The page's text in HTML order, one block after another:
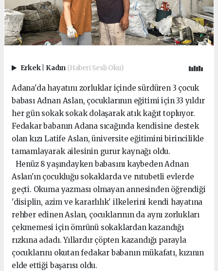
Erkek Kadın (Haberi Sesli Oku)
Adana'da hayatını zorluklar içinde sürdüren 3 çocuk
babası Adnan Aslan, çocuklarının eğitimi için 33 yıldır
her gün sokak sokak dolaşarak atık kağıt topluyor.
Fedakar babanın Adana sıcağında kendisine destek
olan kızı Latife Aslan, üniversite eğitimini birincilikle
tamamlayarak ailesinin gurur kaynağı oldu.
Henüz 8 yaşındayken babasını kaybeden Adnan
Aslan'ın çocukluğu sokaklarda ve rutubetli evlerde
geçti. Okuma yazması olmayan annesinden öğrendiği
'disiplin, azim ve kararlılık' ilkelerini kendi hayatına
rehber edinen Aslan, çocuklarının da aynı zorlukları
çekmemesi için ömrünü sokaklardan kazandığı
rızkına adadı. Yıllardır çöpten kazandığı parayla
çocuklarını okutan fedakar babanın mükafatı, kızının
elde ettiği başarısı oldu.